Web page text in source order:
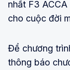
nhất F3
cho cuộc đời
Để chương
thông báo